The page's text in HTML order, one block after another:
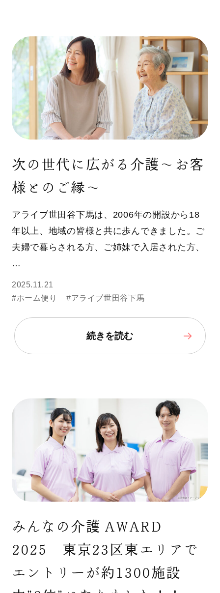
次の世代に広がる介護〜お客
様とのご縁〜
アライブ世田谷下馬は、2006年の開設から18
年以上、地域の皆様と共に歩んできました。ご
夫婦で暮らされる方、ご姉妹で入居された方、
…
2025.11.21
#ホーム便り
#アライブ世田谷下馬
続きを読む
みんなの介護 AWARD
2025 東京23区東エリアで
エントリーが約1300施設